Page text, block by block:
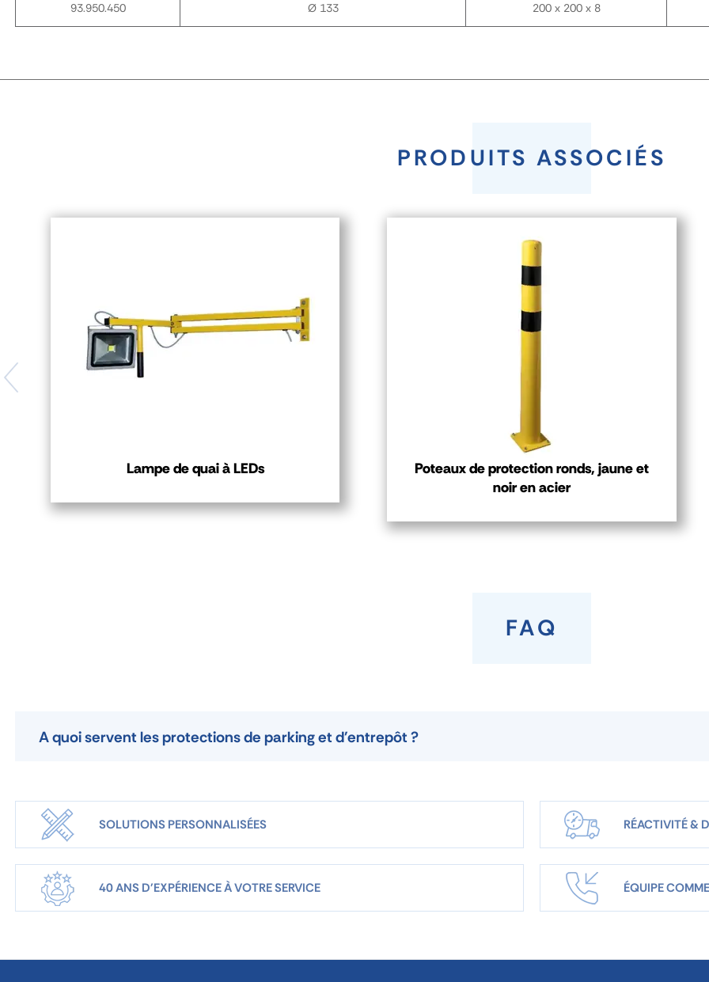
93.950.450 Ø 133 200 x 200 x 8
PRODUITS ASSOCIÉS
Lampe de quai à LEDs
Poteaux de protection ronds, jaune et
noir en acier
FAQ
A quoi servent les protections de parking et d'entrepôt ?
SOLUTIONS PERSONNALISÉES RÉACTIVITÉ &
40 ANS D'EXPÉRIENCE À VOTRE SERVICE ÉQUIPE